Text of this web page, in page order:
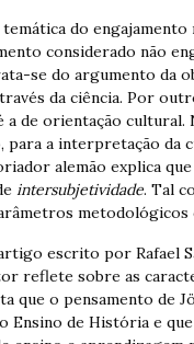
do
considerado não
se do argumento da
da ciência. Por
de orientação cultural.
a interpretação da
alemão explica
intersubjetividade. Tal
escrito por Rafael
reflete sobre as
que o pensamento de
Ensino de História e